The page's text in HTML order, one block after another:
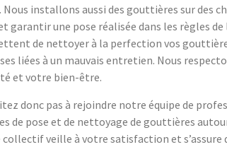
. Nous installons aussi des gouttières sur des
garantir une pose réalisée dans les règles de
de nettoyer à la perfection vos
liées à un mauvais entretien. Nous
et votre bien-être.
donc pas à rejoindre notre équipe de
de pose et de nettoyage de gouttières
veille à votre satisfaction et s’assure